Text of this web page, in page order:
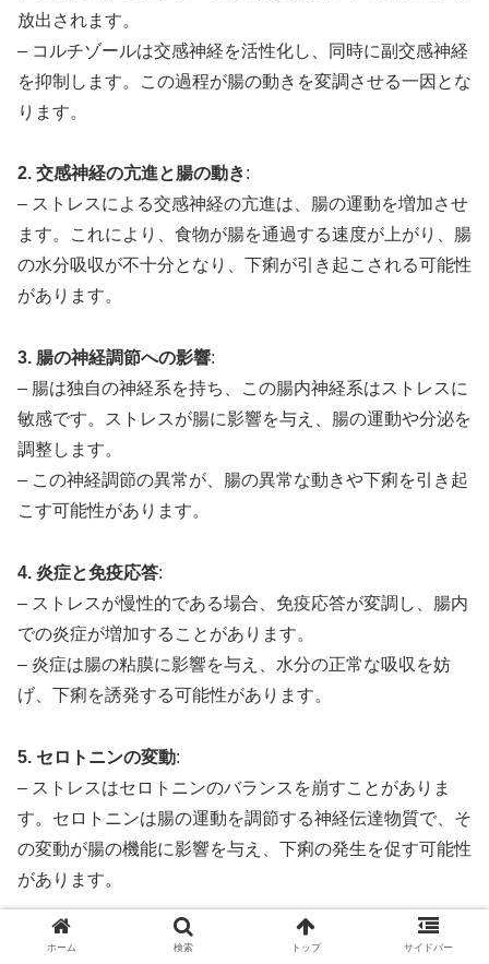
放出されます。
– コルチゾールは交感神経を活性化し、同時に副交感神経
を抑制します。この過程が腸の動きを変調させる一因とな
ります。
2. 交感神経の亢進と腸の動き:
– ストレスによる交感神経の亢進は、腸の運動を増加させ
ます。これにより、食物が腸を通過する速度が上がり、腸
の水分吸収が不十分となり、下痢が引き起こされる可能性
があります。
3. 腸の神経調節への影響:
– 腸は独自の神経系を持ち、この腸内神経系はストレスに
敏感です。ストレスが腸に影響を与え、腸の運動や分泌を
調整します。
– この神経調節の異常が、腸の異常な動きや下痢を引き起
こす可能性があります。
4. 炎症と免疫応答:
– ストレスが慢性的である場合、免疫応答が変調し、腸内
での炎症が増加することがあります。
– 炎症は腸の粘膜に影響を与え、水分の正常な吸収を妨
げ、下痢を誘発する可能性があります。
5. セロトニンの変動:
– ストレスはセロトニンのバランスを崩すことがありま
す。セロトニンは腸の運動を調節する神経伝達物質で、そ
の変動が腸の機能に影響を与え、下痢の発生を促す可能性
があります。
注意点と対策
ホーム 検索 トップ サイドバー